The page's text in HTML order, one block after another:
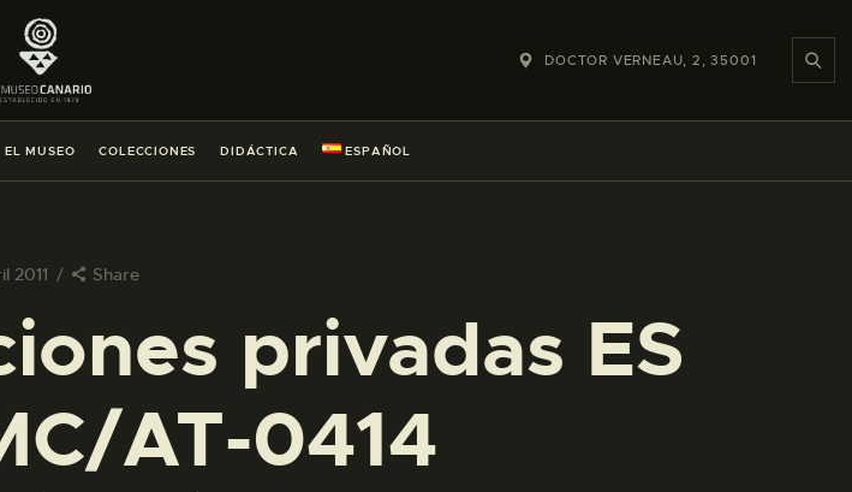
DOCTOR VERNEAU, 2, 35001
EL MUSEO COLECCIONES DIDÁCTICA ESPAÑOL
2011 Share
privadas ES
AT-0414